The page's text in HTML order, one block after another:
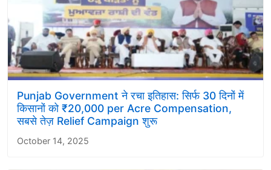
Punjab Government ने रचा इतिहास: सिर्फ 30 दिनों में
किसानों को ₹20,000 per Acre Compensation,
सबसे तेज़ Relief Campaign शुरू
October 14, 2025